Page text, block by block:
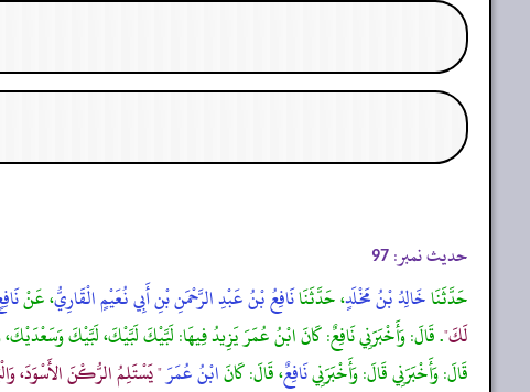
حدیث نمبر: 97
حَدَّثَنَاخَالِدُ بْنُ مَخْلَدٍ، حَدَّثَنَانَافِعُ بْنُ عَبْدِ الرَّحْمَنِ بْنِ أَبِي نُعَيْمٍ الْقَارِيُّ، عَنْ
لَكَ". قَالَ: وَأَخْبَرَنِي نَافِعٌ: كَانَ ابْنُ عُمَرَ يَزِيدُ فِيهَا: لَبَّيْكَ لَبَّيْكَ، لَبَّيْكَ وَسَعْدَيْكَ،
قَالَ: وَأَخْبَرَنِي قَالَ: وَأَخْبَرَنِينَافِعٌ، قَالَ: كَانَابْنُ عُمَرَ" يَسْتَلِمُ الرُّكْنَ الأَسْوَدَ،